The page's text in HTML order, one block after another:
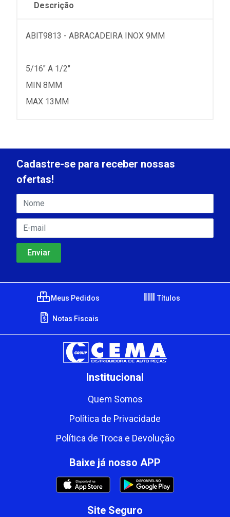
Descrição
ABIT9813 - ABRACADEIRA INOX 9MM
5/16" A 1/2"
MIN 8MM
MAX 13MM
Cadastre-se para receber nossas
ofertas!
Meus Pedidos Títulos
Notas Fiscais
Institucional
Quem Somos
Política de Privacidade
Política de Troca e Devolução
Baixe já nosso APP
Site Seguro